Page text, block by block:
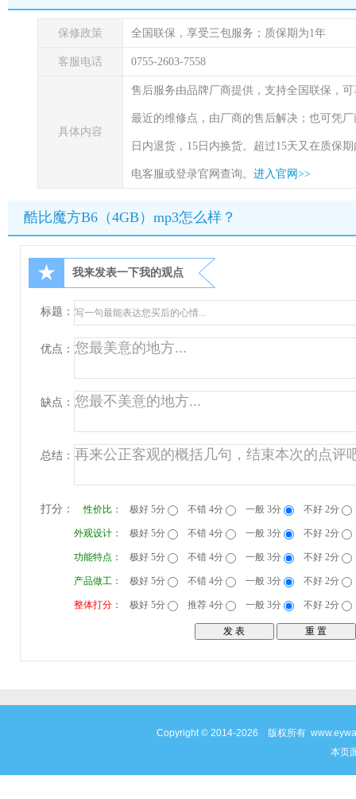
保修政策 全国联保，享受三包服务；质保期为1年
客服电话 0755-2603-7558
具体内容
售后服务由品牌厂商提供，支持全国联保，
最近的维修点，由厂商的售后解决；也可凭
日内退货，15日内换货。超过15天又在质保
电客服或登录官网查询。 进入官网>>
酷比魔方B6（4GB）mp3怎么样？
★ 我来发表一下我的观点
标题：
优点：
缺点：
总结：
打分： 性价比： 极好 5分 不错 4分 一般 3分 不好 2分
外观设计： 极好 5分 不错 4分 一般 3分 不好 2分
功能特点： 极好 5分 不错 4分 一般 3分 不好 2分
产品做工： 极好 5分 不错 4分 一般 3分 不好 2分
整体打分： 极好 5分 推荐 4分 一般 3分 不好 2分
Copyright © 2014-2026 版权所有
本页